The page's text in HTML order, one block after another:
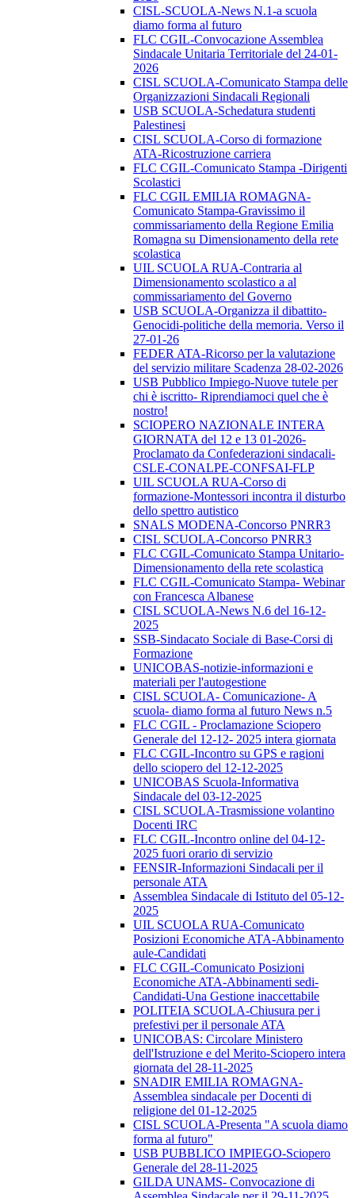
CISL-SCUOLA-News N.1-a scuola
diamo forma al futuro
FLC CGIL-Convocazione Assemblea
Sindacale Unitaria Territoriale del 24-01-
2026
CISL SCUOLA-Comunicato Stampa delle
Organizzazioni Sindacali Regionali
USB SCUOLA-Schedatura studenti
Palestinesi
CISL SCUOLA-Corso di formazione
ATA-Ricostruzione carriera
FLC CGIL-Comunicato Stampa -Dirigenti
Scolastici
FLC CGIL EMILIA ROMAGNA-
Comunicato Stampa-Gravissimo il
commissariamento della Regione Emilia
Romagna su Dimensionamento della rete
scolastica
UIL SCUOLA RUA-Contraria al
Dimensionamento scolastico a al
commissariamento del Governo
USB SCUOLA-Organizza il dibattito-
Genocidi-politiche della memoria. Verso il
27-01-26
FEDER ATA-Ricorso per la valutazione
del servizio militare Scadenza 28-02-2026
USB Pubblico Impiego-Nuove tutele per
chi è iscritto- Riprendiamoci quel che è
nostro!
SCIOPERO NAZIONALE INTERA
GIORNATA del 12 e 13 01-2026-
Proclamato da Confederazioni sindacali-
CSLE-CONALPE-CONFSAI-FLP
UIL SCUOLA RUA-Corso di
formazione-Montessori incontra il disturbo
dello spettro autistico
SNALS MODENA-Concorso PNRR3
CISL SCUOLA-Concorso PNRR3
FLC CGIL-Comunicato Stampa Unitario-
Dimensionamento della rete scolastica
FLC CGIL-Comunicato Stampa- Webinar
con Francesca Albanese
CISL SCUOLA-News N.6 del 16-12-
2025
SSB-Sindacato Sociale di Base-Corsi di
Formazione
UNICOBAS-notizie-informazioni e
materiali per l'autogestione
CISL SCUOLA- Comunicazione- A
scuola- diamo forma al futuro News n.5
FLC CGIL - Proclamazione Sciopero
Generale del 12-12- 2025 intera giornata
FLC CGIL-Incontro su GPS e ragioni
dello sciopero del 12-12-2025
UNICOBAS Scuola-Informativa
Sindacale del 03-12-2025
CISL SCUOLA-Trasmissione volantino
Docenti IRC
FLC CGIL-Incontro online del 04-12-
2025 fuori orario di servizio
FENSIR-Informazioni Sindacali per il
personale ATA
Assemblea Sindacale di Istituto del 05-12-
2025
UIL SCUOLA RUA-Comunicato
Posizioni Economiche ATA-Abbinamento
aule-Candidati
FLC CGIL-Comunicato Posizioni
Economiche ATA-Abbinamenti sedi-
Candidati-Una Gestione inaccettabile
POLITEIA SCUOLA-Chiusura per i
prefestivi per il personale ATA
UNICOBAS: Circolare Ministero
dell'Istruzione e del Merito-Sciopero intera
giornata del 28-11-2025
SNADIR EMILIA ROMAGNA-
Assemblea sindacale per Docenti di
religione del 01-12-2025
CISL SCUOLA-Presenta "A scuola diamo
forma al futuro"
USB PUBBLICO IMPIEGO-Sciopero
Generale del 28-11-2025
GILDA UNAMS- Convocazione di